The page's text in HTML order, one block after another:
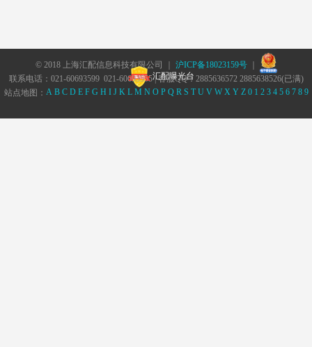
© 2018 上海汇配信息科技有限公司 ｜ 沪ICP备18023159号｜
汇配曝光台
联系电话：021-60693599 021-60693555 | 客服QQ：2885636572 2885638526(已满)
站点地图： A B C D E F G H I J K L M N O P Q R S T U V W X Y Z 0 1 2 3 4 5 6 7 8 9